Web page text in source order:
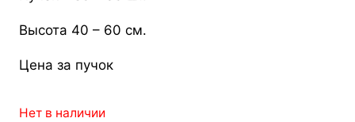
Высота 40 – 60 см.
Цена за пучок
Нет в наличии